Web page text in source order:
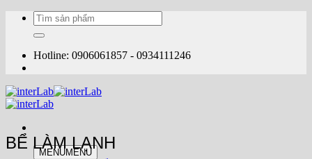
dung
Tìm
kiếm:
Hotline: 0906061857 - 0934111246
MENUMENU
BỂ LÀM LẠNH